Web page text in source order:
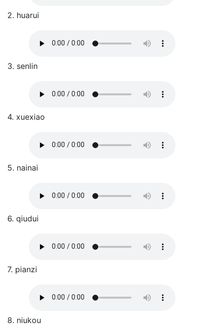
2. huarui
3. senlin
4. xuexiao
5. nainai
6. qiudui
7. pianzi
8. niukou